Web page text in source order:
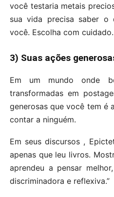
você testaria metais
sua vida precisa saber o
você. Escolha com cuidado.
3) Suas ações
Em um mundo onde
transformadas em
generosas que você tem é
contar a ninguém.
Em seus discursos ,
apenas que leu livros.
aprendeu a pensar
discriminadora e reflexiva.”